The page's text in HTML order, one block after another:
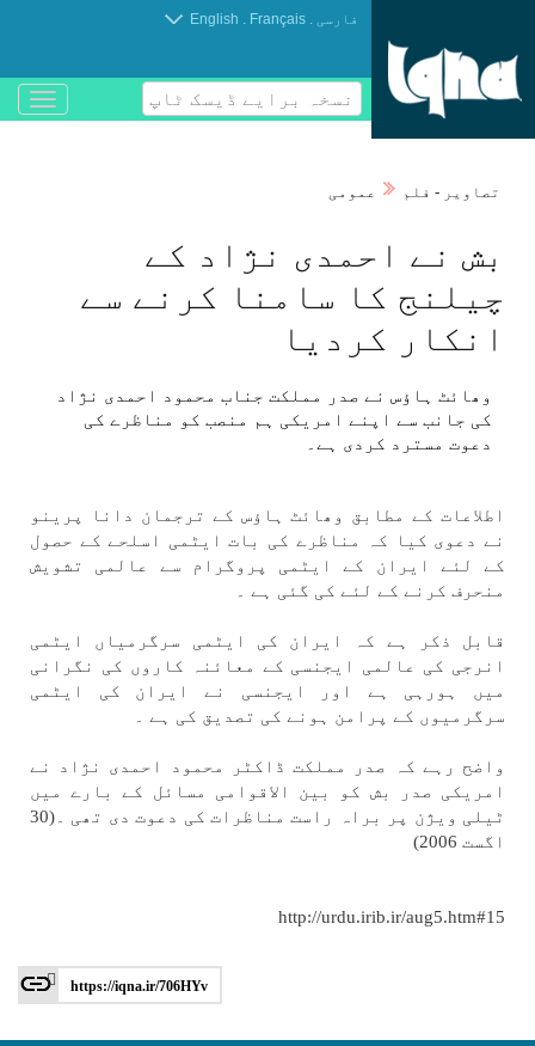
فارسی .
Français
.
English
نسخہ برایے ڈیسک ٹاپ
باز
و
تصاوير - فلم عمومی
بش نے احمدی نژاد كے
چيلنج كا سامنا كرنے سے
انكار كرديا
وھائٹ ہاؤس نے صدر مملكت جناب محمود احمدی نژاد
كی جانب سے اپنے امريكی ہم منصب كو مناظرے كی
دعوت مسترد كردی ہے۔
اطلاعات كے مطابق وھائٹ ہاؤس كے ترجمان دانا پرينو
نے دعوی كيا كہ مناظرے كی بات ایٹمی اسلحے كے حصول
كے لئے ايران كے ایٹمی پروگرام سے عالمی تشويش
منحرف كرنے كے لئے كی گئی ہے ۔
قابل ذكر ہے كہ ايران كی ایٹمی سرگرمياں ایٹمی
انرجی كی عالمی ايجنسی كے معائنہ كاروں كی نگرانی
میں ہورہی ہے اور ايجنسی نے ايران كی ایٹمی
سرگرميوں كے پرامن ہونے كی تصديق كی ہے ۔
واضح رہے كہ صدر مملكت ڈاكٹر محمود احمدی نژاد نے
امريكی صدر بش كو بين الاقوامی مسائل كے بارے میں
ٹيلی ويژن پر براہ راست مناظرات كی دعوت دی تھی ۔(30
اگست 2006)
http://urdu.irib.ir/aug5.htm#15
https://iqna.ir/706HYv